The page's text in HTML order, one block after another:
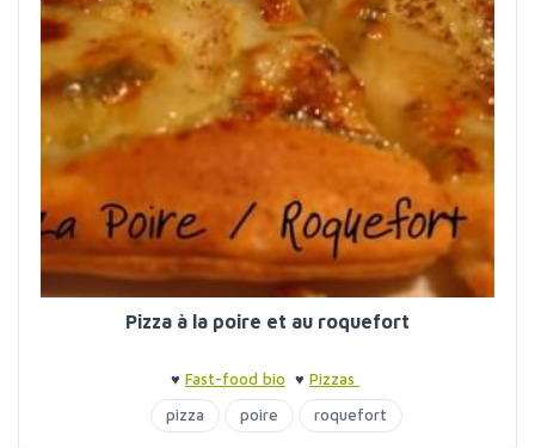
Pizza à la poire et au roquefort
♥ Fast-food bio ♥ Pizzas
pizza
poire roquefort